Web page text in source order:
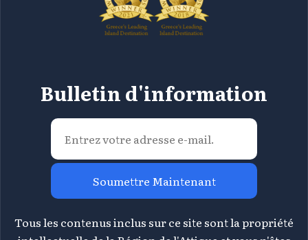
Bulletin d'information
Soumettre Maintenant
Tous les contenus inclus sur ce site sont la propriété